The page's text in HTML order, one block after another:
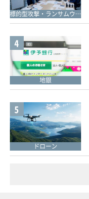
標的型攻撃・ランサムウェア対策
4
地銀
5
ドローン